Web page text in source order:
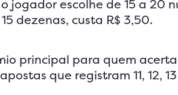
jogador escolhe de 15 a 20
dezenas, custa R$ 3,50.
principal para quem
que registram 11, 12,